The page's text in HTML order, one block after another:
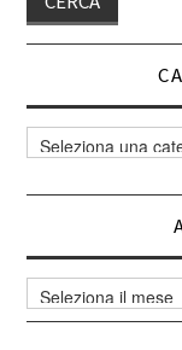
Categorie
articoli
Archivi
articoli